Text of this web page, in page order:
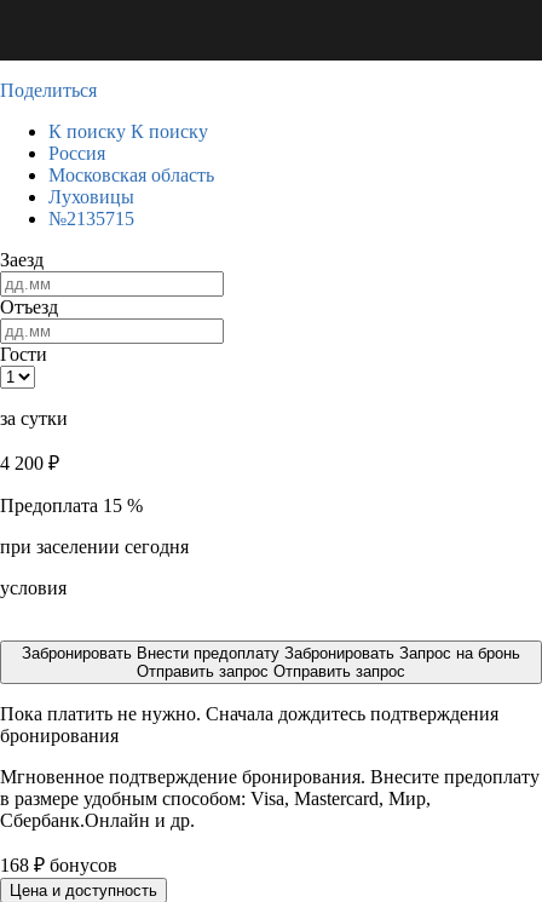
Поделиться
К поиску К поиску
Россия
Московская область
Луховицы
№2135715
Заезд
Отъезд
Гости
за сутки
4 200 ₽
Предоплата 15 %
при заселении сегодня
условия
Забронировать Внести предоплату Забронировать Запрос на бронь
Отправить запрос Отправить запрос
Пока платить не нужно. Сначала дождитесь подтверждения
бронирования
Мгновенное подтверждение бронирования. Внесите предоплату
в размере удобным способом: Visa, Mastercard, Мир,
Сбербанк.Онлайн и др.
168 ₽ бонусов
Цена и доступность